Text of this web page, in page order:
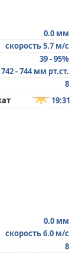
0.0 мм
скорость 5.7 м/с
39 - 95%
742 - 744 мм рт.ст.
8
19:31
0.0 мм
скорость 6.0 м/с
8